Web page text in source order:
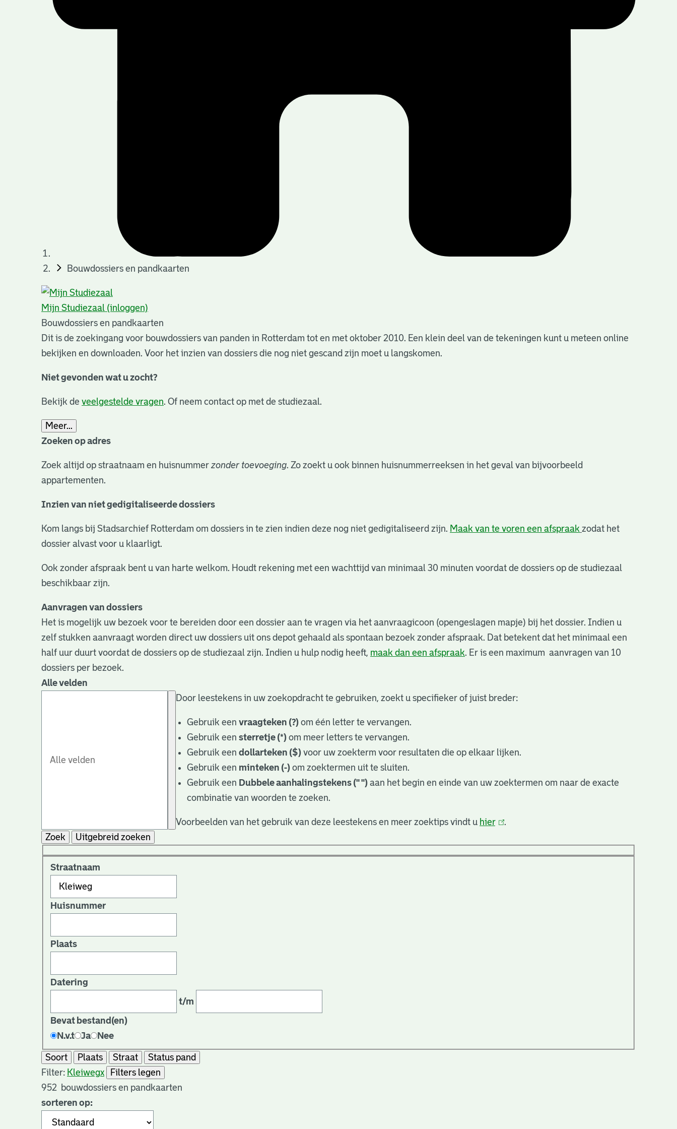
Bouwdossiers en pandkaarten
Mijn Studiezaal (inloggen)
Bouwdossiers en pandkaarten
Dit is de zoekingang voor bouwdossiers van panden in Rotterdam tot en met oktober 2010. Een klein deel van de tekeningen kunt u meteen online
bekijken en downloaden. Voor het inzien van dossiers die nog niet gescand zijn moet u langskomen.
Niet gevonden wat u zocht?
Bekijk de veelgestelde vragen. Of neem contact op met de studiezaal.
Meer...
Zoeken op adres
Zoek altijd op straatnaam en huisnummer zonder toevoeging. Zo zoekt u ook binnen huisnummerreeksen in het geval van bijvoorbeeld
appartementen.
Inzien van niet gedigitaliseerde dossiers
Kom langs bij Stadsarchief Rotterdam om dossiers in te zien indien deze nog niet gedigitaliseerd zijn. Maak van te voren een afspraak zodat het
dossier alvast voor u klaarligt.
Ook zonder afspraak bent u van harte welkom. Houdt rekening met een wachttijd van minimaal 30 minuten voordat de dossiers op de studiezaal
beschikbaar zijn.
Aanvragen van dossiers
Het is mogelijk uw bezoek voor te bereiden door een dossier aan te vragen via het aanvraagicoon (opengeslagen mapje) bij het dossier. Indien u
zelf stukken aanvraagt worden direct uw dossiers uit ons depot gehaald als spontaan bezoek zonder afspraak. Dat betekent dat het minimaal een
half uur duurt voordat de dossiers op de studiezaal zijn. Indien u hulp nodig heeft, maak dan een afspraak. Er is een maximum aanvragen van 10
dossiers per bezoek.
Alle velden
Door leestekens in uw zoekopdracht te gebruiken, zoekt u specifieker of juist breder:
Gebruik eenvraagteken (?) om één letter te vervangen.
Gebruik eensterretje (*) om meer letters te vervangen.
Gebruik eendollarteken ($) voor uw zoekterm voor resultaten die op elkaar lijken.
Gebruik een minteken (-) om zoektermen uit te sluiten.
Gebruik een Dubbele aanhalingstekens (" ") aan het begin en einde van uw zoektermen om naar de exacte
combinatie van woorden te zoeken.
Voorbeelden van het gebruik van deze leestekens en meer zoektips vindt u hier(link
extern)
.
Zoek
Uitgebreid zoeken
Straatnaam
Huisnummer
Plaats
Datering
t/m
Bevat bestand(en)
N.v.t
Ja Nee
Soort Plaats Straat
Status pand
Filter: Kleiwegx
Filters legen
952 bouwdossiers en pandkaarten
sorteren op: